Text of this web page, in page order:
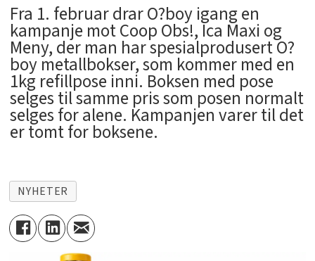
Fra 1. februar drar O?boy igang en
kampanje mot Coop Obs!, Ica Maxi og
Meny, der man har spesialprodusert O?
boy metallbokser, som kommer med en
1kg refillpose inni. Boksen med pose
selges til samme pris som posen normalt
selges for alene. Kampanjen varer til det
er tomt for boksene.
NYHETER